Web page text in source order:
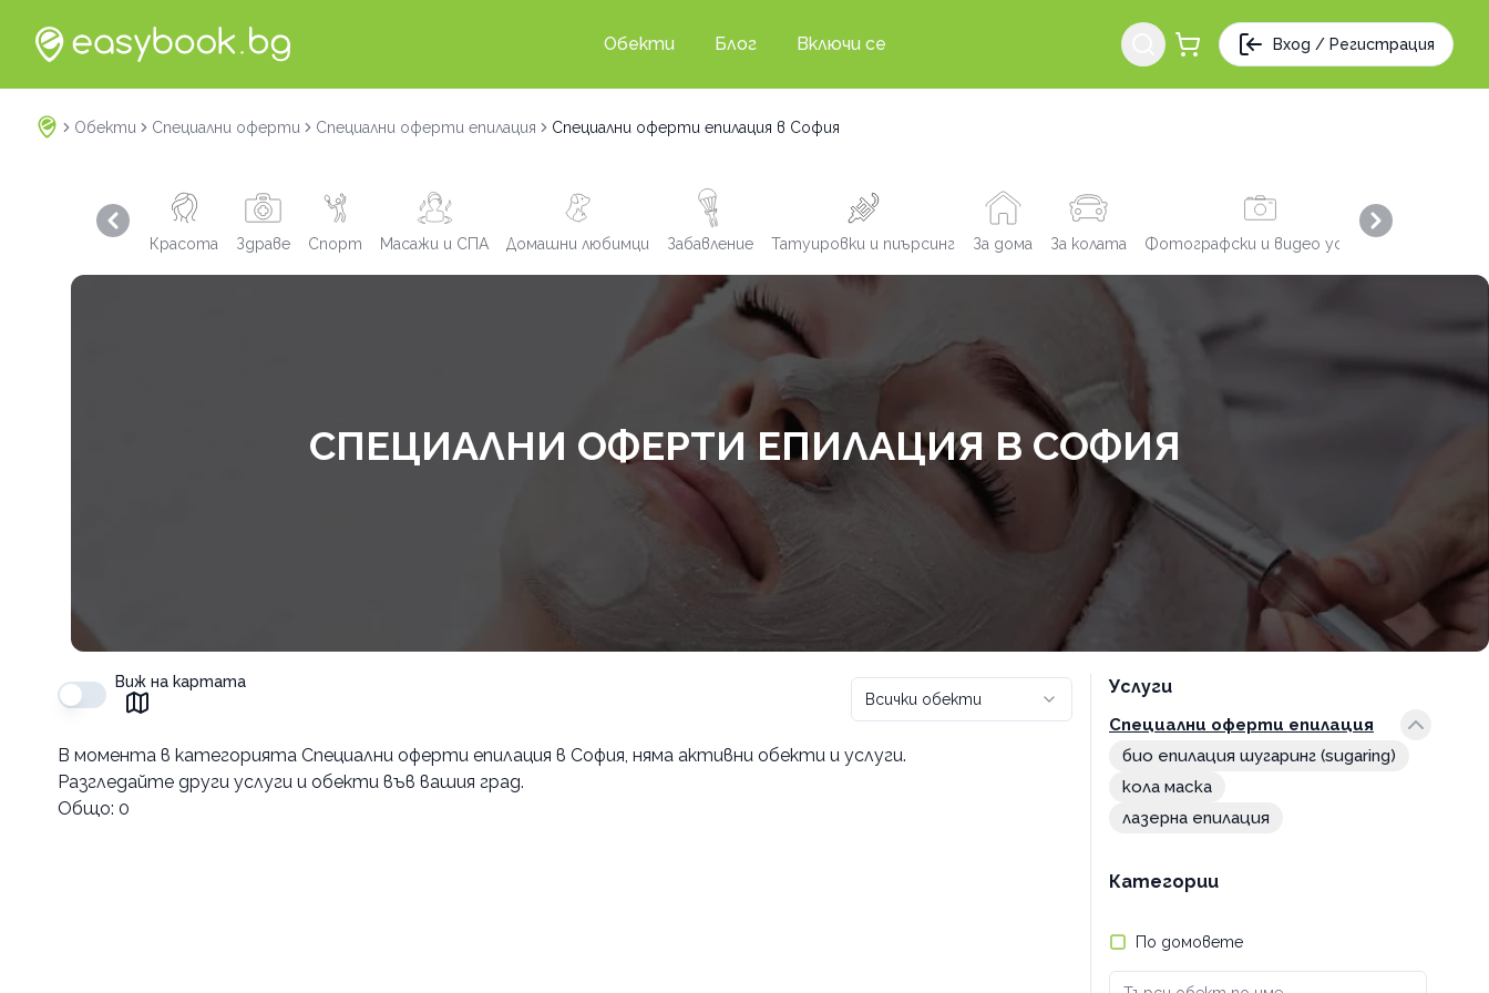
Обекти Блог Включи се Вход / Регистрация
Обекти Специални оферти Специални оферти епилация Специални оферти епилация в София
Красота Здраве Спорт Масажи и СПА Домашни любимци Забавление Татуировки и пиърсинг За дома За колата Фотографски и видео услуги
Previous slide Next slide
СПЕЦИАЛНИ ОФЕРТИ ЕПИЛАЦИЯ В СОФИЯ
Виж на картата
Всички обекти
В момента в категорията Специални оферти епилация в София, няма активни обекти и услуги.
Разгледайте други услуги и обекти във вашия град.
Общо: 0
Услуги
Специални оферти епилация
био епилация шугаринг (sugaring)
кола маска
лазерна епилация
Категории
По домовете